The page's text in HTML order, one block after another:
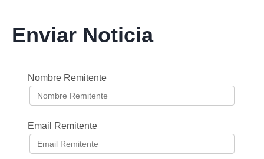
Enviar Noticia
Nombre Remitente
Email Remitente